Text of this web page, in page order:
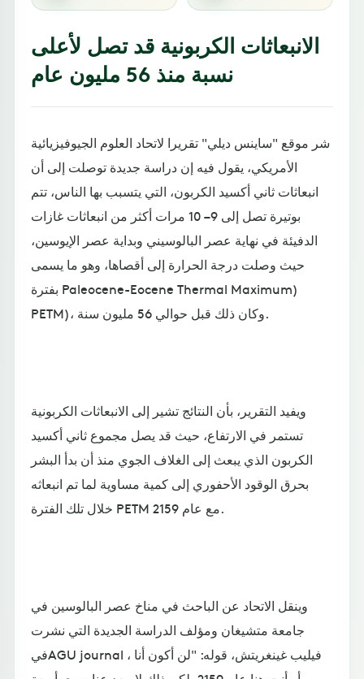
الانبعاثات الكربونية قد تصل لأعلى
نسبة منذ 56 مليون عام
شر موقع "ساينس ديلي" تقريرا لاتحاد العلوم الجيوفيزيائية
الأمريكي، يقول فيه إن دراسة جديدة توصلت إلى أن
انبعاثات ثاني أكسيد الكربون، التي يتسبب بها الناس، تتم
بوتيرة تصل إلى 9 – 10 مرات أكثر من انبعاثات غازات
الدفيئة في نهاية عصر البالوسيني وبداية عصر الإيوسين،
حيث وصلت درجة الحرارة إلى أقصاها، وهو ما يسمى
بفترة Paleocene-Eocene Thermal Maximum)
PETM)، وكان ذلك قبل حوالي 56 مليون سنة.
ويفيد التقرير، بأن النتائج تشير إلى الانبعاثات الكربونية
تستمر في الارتفاع، حيث قد يصل مجموع ثاني أكسيد
الكربون الذي يبعث إلى الغلاف الجوي منذ أن بدأ البشر
بحرق الوقود الأحفوري إلى كمية مساوية لما تم انبعاثه
خلال تلك الفترة PETM مع عام 2159.
وينقل الاتحاد عن الباحث في مناخ عصر البالوسين في
جامعة متشيغان ومؤلف الدراسة الجديدة التي نشرت
فيAGU journal ، فيليب غينغريتش، قوله: "لن أكون أنا